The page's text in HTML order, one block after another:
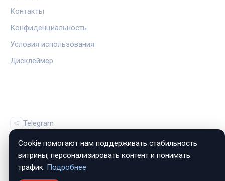
Контакты
Конфиденциальность
Условия использования
Дисклеймер
Telegram
Vk
Cookie помогают нам поддерживать стабильность
витрины, персонализировать контент и понимать
трафик. Подробнее